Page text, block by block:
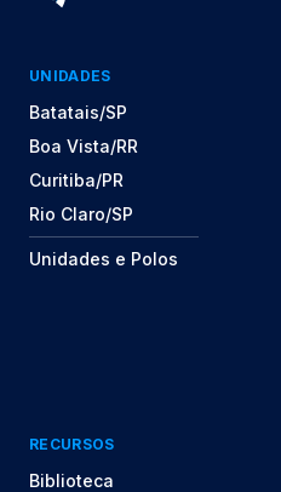
UNIDADES
Batatais/SP
Boa Vista/RR
Curitiba/PR
Rio Claro/SP
Unidades e Polos
RECURSOS
Biblioteca